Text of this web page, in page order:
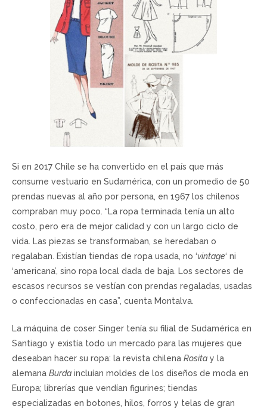
Si en 2017 Chile se ha convertido en el país que más
consume vestuario en Sudamérica, con un promedio de 50
prendas nuevas al año por persona, en 1967 los chilenos
compraban muy poco. “La ropa terminada tenía un alto
costo, pero era de mejor calidad y con un largo ciclo de
vida. Las piezas se transformaban, se heredaban o
regalaban. Existían tiendas de ropa usada, no ‘vintage‘ ni
‘americana’, sino ropa local dada de baja. Los sectores de
escasos recursos se vestían con prendas regaladas, usadas
o confeccionadas en casa”, cuenta Montalva.
La máquina de coser Singer tenía su filial de Sudamérica en
Santiago y existía todo un mercado para las mujeres que
deseaban hacer su ropa: la revista chilena Rosita y la
alemana Burda incluían moldes de los diseños de moda en
Europa; librerías que vendían figurines; tiendas
especializadas en botones, hilos, forros y telas de gran